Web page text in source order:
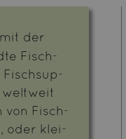
der
Fisch­
Fisch­sup­
von Fisch­
oder klei­